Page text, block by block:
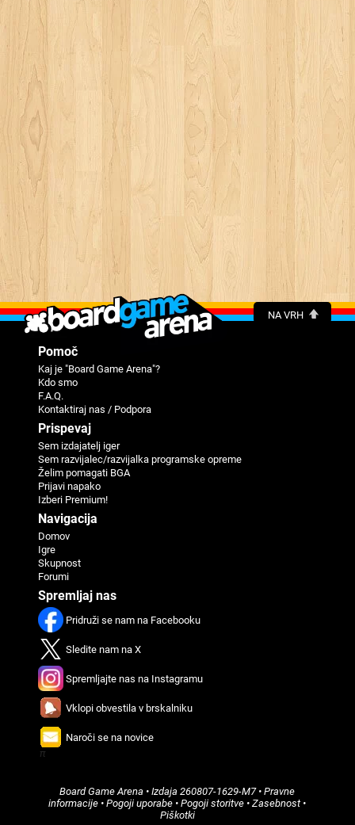
NA VRH
Pomoč
Kaj je "Board Game Arena"?
Kdo smo
F.A.Q.
Kontaktiraj nas / Podpora
Prispevaj
Sem izdajatelj iger
Sem razvijalec/razvijalka programske opreme
Želim pomagati BGA
Prijavi napako
Izberi Premium!
Navigacija
Domov
Igre
Skupnost
Forumi
Spremljaj nas
Pridruži se nam na Facebooku
Sledite nam na X
Spremljajte nas na Instagramu
Vklopi obvestila v brskalniku
Naroči se na novice
Board Game Arena • Izdaja260807-1629-M7•Pravne
informacije •Pogoji uporabe •Pogoji storitve •Zasebnost•
Piškotki
π